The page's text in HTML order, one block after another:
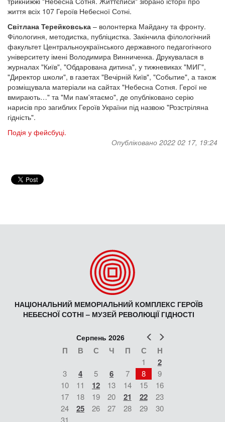
життя всіх 107 Героїв Небесної Сотні.
Світлана Терейковська – волонтерка Майдану та фронту.
Філологиня, методистка, публіцистка. Закінчила філологічний
факультет Центральноукраїнського державного педагогічного
університету імені Володимира Винниченка. Друкувалася в
журналах "Київ", "Обдарована дитина", у тижневиках "МИГ",
"Директор школи", в газетах "Вечірній Київ", "Событие", а також
розміщувала матеріали на сайтах "Небесна Сотня. Герої не
вмирають…" та "Ми пам'ятаємо", де опубліковано серію
нарисів про загиблих Героїв України під назвою "Розстріляна
гідність".
Подія у фейсбуці.
Опубліковано 2022 02 17, 19:24
НАЦІОНАЛЬНИЙ МЕМОРІАЛЬНИЙ КОМПЛЕКС ГЕРОЇВ
НЕБЕСНОЇ СОТНІ – МУЗЕЙ РЕВОЛЮЦІЇ ГІДНОСТІ
Попер
Серпень 2026
П В С Ч П С Н
1 2
3 4 5 6 7 8
9
10
11 12 13 14 15
16
17
18 19 20 21 22
23
24
25 26 27 28 29
30
31